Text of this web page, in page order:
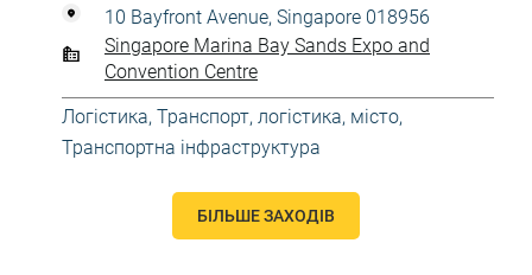
10 Bayfront Avenue, Singapore 018956
Singapore Marina Bay Sands Expo and
Convention Centre
Логістика, Транспорт, логістика, місто,
Транспортна інфраструктура
БІЛЬШЕ ЗАХОДІВ